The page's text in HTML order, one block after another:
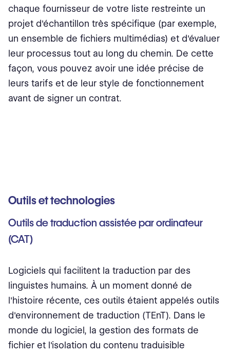
chaque fournisseur de votre liste restreinte un
projet d'échantillon très spécifique (par exemple,
un ensemble de fichiers multimédias) et d'évaluer
leur processus tout au long du chemin. De cette
façon, vous pouvez avoir une idée précise de
leurs tarifs et de leur style de fonctionnement
avant de signer un contrat.
Outils et technologies
Outils de traduction assistée par ordinateur
(CAT)
Logiciels qui facilitent la traduction par des
linguistes humains. À un moment donné de
l'histoire récente, ces outils étaient appelés outils
d'environnement de traduction (TEnT). Dans le
monde du logiciel, la gestion des formats de
fichier et l'isolation du contenu traduisible